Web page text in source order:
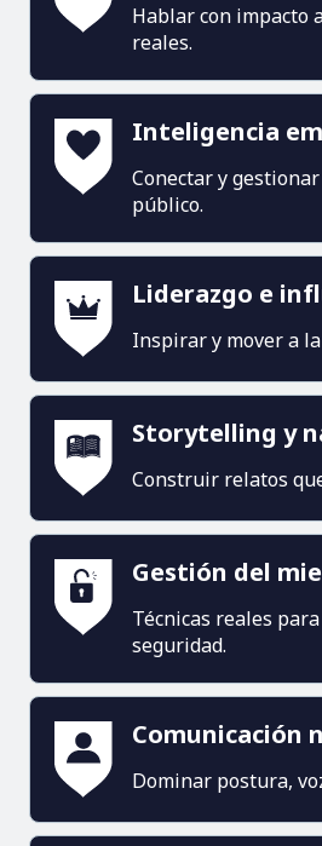
Hablar con impacto
reales.
Inteligencia
Conectar y
público.
Liderazgo e
Inspirar y mover a la
Storytelling y
Construir relatos
Gestión del
Técnicas reales
seguridad.
Comunicación
Dominar postura,